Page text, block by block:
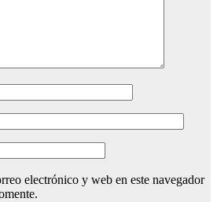
electrónico y web en este navegador